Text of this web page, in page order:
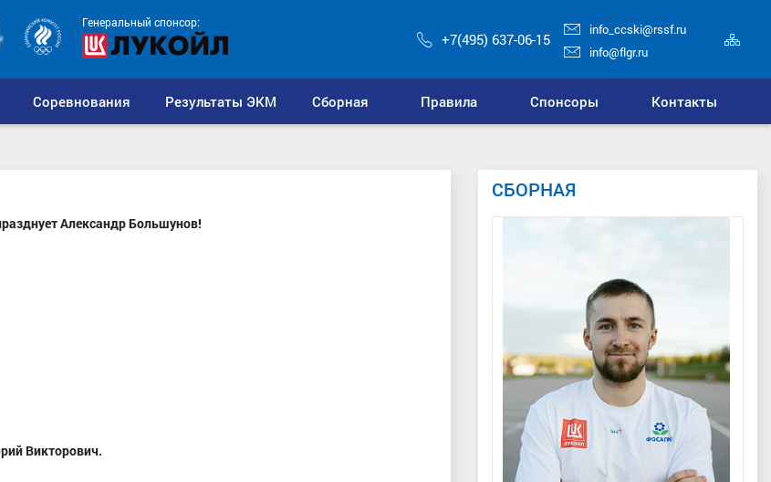
Генеральный спонсор:
+7(495) 637-06-15
info_ccski@rssf.ru
info@flgr.ru
Соревнования Результаты ЭКМ Сборная Правила Спонсоры Контакты
Александр Большунов!
Викторович.
СБОРНАЯ